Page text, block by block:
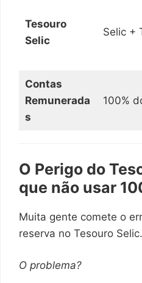
Tesouro
Selic
Selic +
Contas
Remunerada
s
100%
O Perigo do
que não usar
Muita gente comete o
reserva no Tesouro Selic.
O problema?